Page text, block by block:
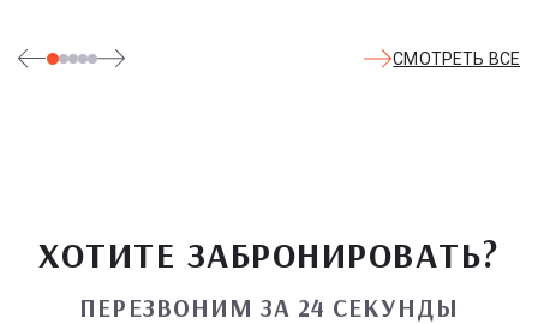
СМОТРЕТЬ ВСЕ
ХОТИТЕ ЗАБРОНИРОВАТЬ?
ПЕРЕЗВОНИМ ЗА 24 СЕКУНДЫ